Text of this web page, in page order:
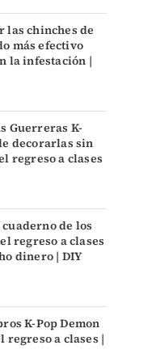
las chinches de
más efectivo
la infestación |
Guerreras K-
decorarlas sin
regreso a clases
de los
regreso a clases
dinero | DIY
K-Pop Demon
regreso a clases |